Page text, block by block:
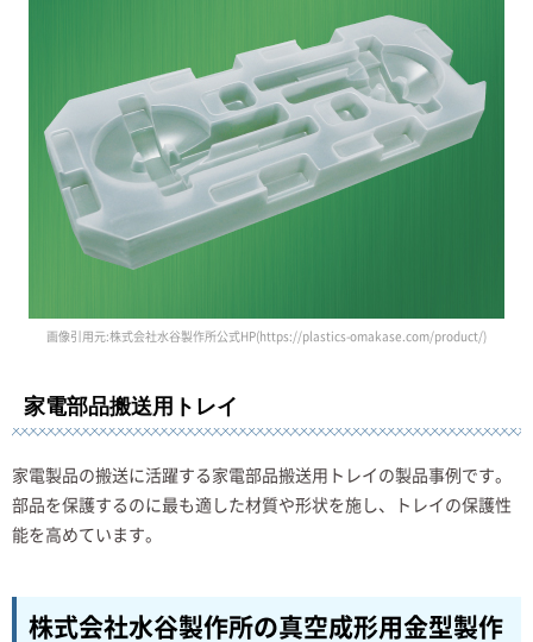
画像引用元:株式会社水谷製作所公式HP(https://plastics-omakase.com/product/)
家電部品搬送用トレイ
家電製品の搬送に活躍する家電部品搬送用トレイの製品事例です。
部品を保護するのに最も適した材質や形状を施し、トレイの保護性
能を高めています。
株式会社水谷製作所の真空成形用金型製作